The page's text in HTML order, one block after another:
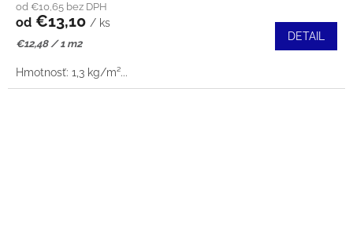
od €10,65 bez DPH
od €13,10 / ks
Jednotková
€12,48 / 1 m2
DETAIL
Hmotnosť: 1,3 kg/m²...